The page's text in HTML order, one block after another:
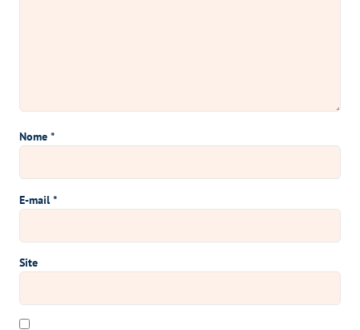
Nome *
E-mail *
Site